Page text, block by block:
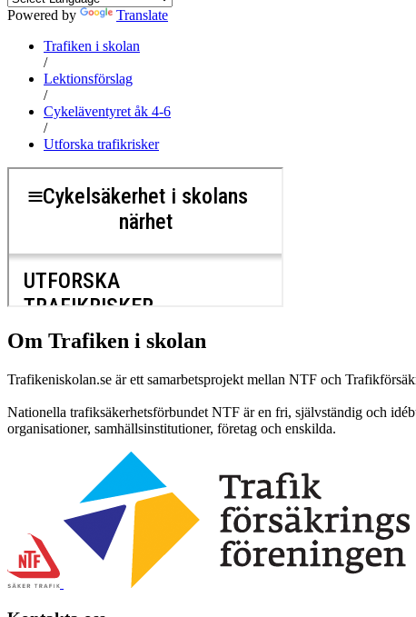
Powered by
Translate
Trafiken i skolan
/
Lektionsförslag
/
Cykeläventyret åk 4-6
/
Utforska trafikrisker
Om Trafiken i skolan
Trafikeniskolan.se är ett samarbetsprojekt mellan NTF och
Nationella trafiksäkerhetsförbundet NTF är en fri, självständig och
organisationer, samhällsinstitutioner, företag och enskilda.